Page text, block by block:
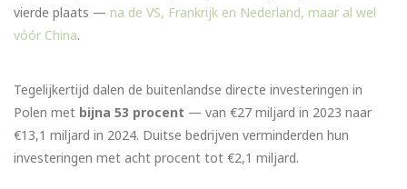
vierde plaats — na de VS, Frankrijk en Nederland, maar al wel
vóór China.
Tegelijkertijd dalen de buitenlandse directe investeringen in
Polen met bijna 53 procent — van €27 miljard in 2023 naar
€13,1 miljard in 2024. Duitse bedrijven verminderden hun
investeringen met acht procent tot €2,1 miljard.